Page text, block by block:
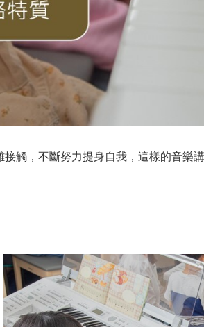
觸，不斷努力提身自我，這樣的音樂